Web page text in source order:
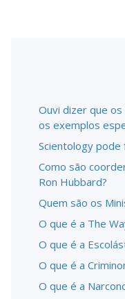
Ouvi dizer que
os exemplos
Scientology pode
Como são
Ron Hubbard?
Quem são os
O que é a The
O que é a
O que é a
O que é a